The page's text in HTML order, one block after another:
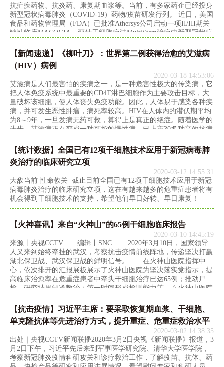
抗疟疾药物、抗炎药、康复期血浆等。当前，有多家药企已经投身
新型冠状病毒肺炎（COVID-19）药物/疫苗研发行列。 近日，美国
食品和药物管理局（FDA）已批准Athersys公司启动一项II/III期关
键性临床MACOVIA，评估干细胞疗法MultiStem治疗由新型冠状病
（ARDS）。Athersys是一家致力于干细胞治疗和再生医学领域产品
研发的美国生物技术公司，其产品MultiStem是一种来自于同种异
体骨髓的多能成体干细胞（MAPC），目前正开发
【新闻速递】《柳叶刀》：世界第二例获得治愈的艾滋病
（HIV）病例
2020-03-18 14:53:06
艾滋病是人们最害怕的疾病之一，是一种危害性极大的传染病，它
把人体免疫系统中最重要的CD4T淋巴细胞作为主要攻击目标，大
量破坏该细胞，使人体丧失免疫功能。因此，人体易于感染各种疾
病，并可发生恶性肿瘤，病死率较高。HIV在人体内的潜伏期平均
为8～9年，一旦发病无药可救，算得上是真正的绝症。随着医学的
进步，艾滋病正在变成一种可控的慢性病，已上市30多种高效抗病
报》报道，一位被称为“伦敦病人”（the London patient）的英国艾
滋病患者在接受干细胞移植治疗后，病情得到了缓解。目前研究人
员已经证实，无法在患者体内检测到HIV-1 RNA。在停止服用抗
【统计数据】全国已有12项干细胞技术应用于新冠病毒肺
炎治疗的临床研究立项
2020-03-12 14:55:31
大敌当前 性命攸关 截止目前全国已有12项干细胞技术应用于新冠
病毒肺炎治疗的临床研究立项，这在有越来越多的危重症患者将有
机会得到干细胞技术的支持，希望他们早日好转、早日康复！
【火神喜讯】来自“火神山”的65例干细胞临床报告
2020-03-10 14:45:19
来源丨央视CCTV 编辑丨SNC 2020年3月10日，国家领导
人又来到始终牵挂的武汉，考察抗击疫情前线阵地，传递坚决打赢
湖北保卫战、武汉保卫战的鲜明信号。 在火神山医院指挥中
心，依次排开的汇报展板展示了火神山医院为坚决落实党指示，提
高临床治愈率在危重症患者中牵头干细胞治疗已达65例；推动尸
检，研究结果知道教治；第一时间形成检测能力等。△火神山医院
山医院目前已牵头干细胞治疗65例 国家领导人强调，要把医疗
救治工作摆在第一位，在科学精准救治上下功夫，最大限度提高治
愈率、降低病亡率。要进一步落实“四集中”措施，集中优势医疗资
【抗击疫情】习近平主席：要采取恢复期血浆、干细胞、
单克隆抗体等先进治疗方式，提升重症、危重症救治水平
2020-03-02 14:38:35
出处｜央视CCTV新闻联播2020年3月2日央视《新闻联播》报道，3
月2日下午，习近平先后来到军事医学研究院、清华大学医学院，
考察新冠肺炎疫情科研攻关和诊疗救治工作，了解疫苗、抗体、药